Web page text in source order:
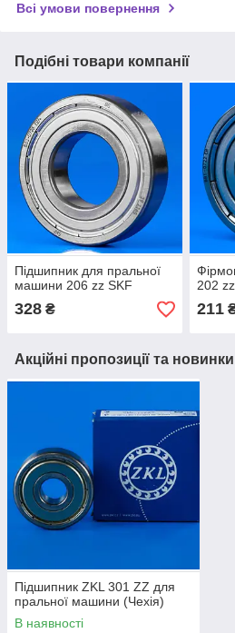
Всі умови повернення
Подібні товари компанії
Підшипник для пральної
машини 206 zz SKF
328 ₴
202
211
Акційні пропозиції та новинки
Підшипник ZKL 301 ZZ для
пральної машини (Чехія)
В наявності